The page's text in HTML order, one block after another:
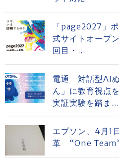
「page2027」
式サイトオープ
回目・...
電通 対話型AI
ん」に教育視点
実証実験を踏ま...
エプソン、4月1
革 “One